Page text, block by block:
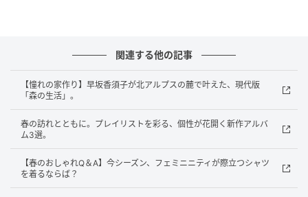
ず装いに可憐な花を咲かせてくれる。
関連する他の記事
【憧れの家作り】早坂香須子が北アルプスの麓で叶えた、現代版
「森の生活」。
春の訪れとともに。プレイリストを彩る、個性が花開く新作アルバ
ム3選。
【春のおしゃれQ＆A】今シーズン、フェミニニティが際立つシャツ
を着るならば？